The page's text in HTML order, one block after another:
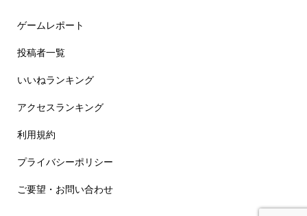
ゲームレポート
投稿者一覧
いいねランキング
アクセスランキング
利用規約
プライバシーポリシー
ご要望・お問い合わせ